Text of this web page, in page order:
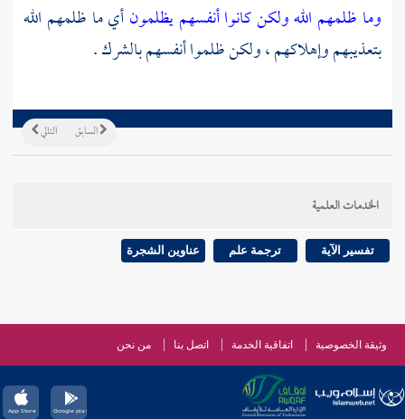
وما ظلمهم الله ولكن كانوا أنفسهم يظلمونأي ما ظلمهم الله
بتعذيبهم وإهلاكهم ، ولكن ظلموا أنفسهم بالشرك .
التالي السابق
الخدمات العلمية
تفسير الآية ترجمة علم عناوين الشجرة
وثيقة الخصوصية اتفاقية الخدمة اتصل بنا من نحن